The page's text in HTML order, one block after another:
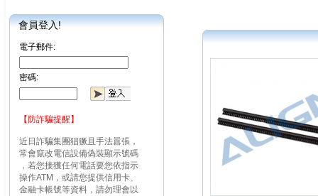
會員登入!
電子郵件:
密碼:
【防詐騙提醒】
近日詐騙集團猖獗且手法囂張，
常會竄改電信設備偽裝顯示號碼
，若您接獲任何電話要您依指示
操作ATM，或請您提供信用卡、
金融卡帳號等資料，請勿理會以